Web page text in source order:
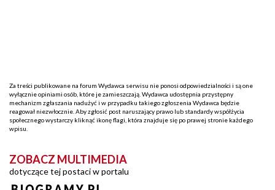
Za treści publikowane na forum Wydawca serwisu nie ponosi odpowiedzialności i są one
wyłącznie opiniami osób, które je zamieszczają. Wydawca udostępnia przystępny
mechanizm zgłaszania nadużyć i w przypadku takiego zgłoszenia Wydawca będzie
reagował niezwłocznie. Aby zgłosić post naruszający prawo lub standardy współżycia
społecznego wystarczy kliknąć ikonę flagi, która znajduje się po prawej stronie każdego
wpisu.
ZOBACZ MULTIMEDIA
dotyczące tej postaci w portalu